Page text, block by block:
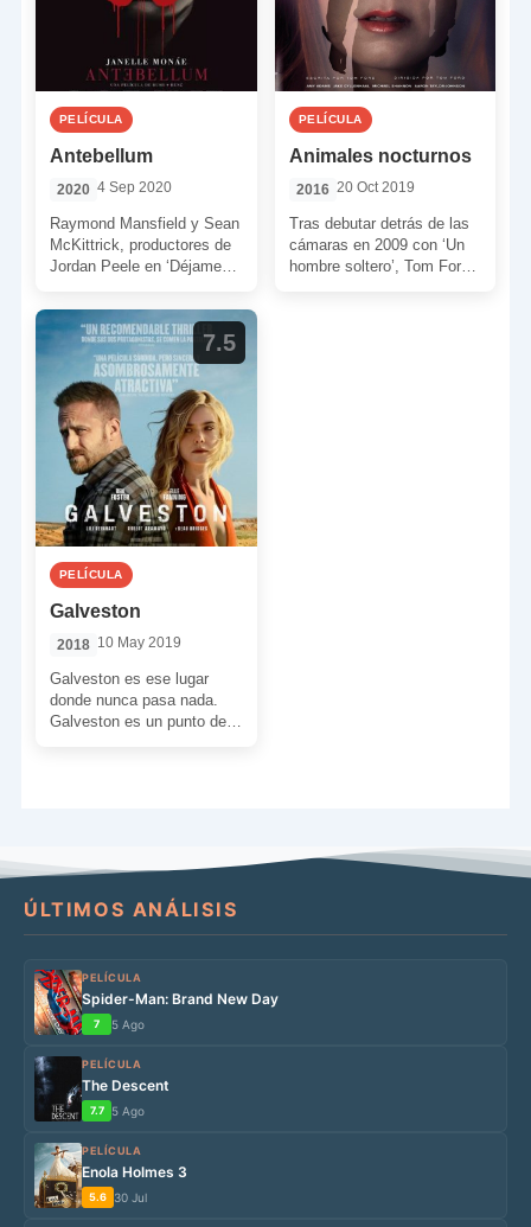
PELÍCULA
Antebellum
2020 4 Sep 2020
Raymond Mansfield y Sean
McKittrick, productores de
Jordan Peele en ‘Déjame
(2019), apadrinan ahora a
Gerard […]
PELÍCULA
Animales nocturnos
2016 20 Oct 2019
Tras debutar detrás de las
cámaras en 2009 con ‘Un
hombre soltero’, Tom Ford
7.5
PELÍCULA
Galveston
2018 10 May 2019
Galveston es ese lugar
donde nunca pasa nada.
Galveston es un punto de
ÚLTIMOS ANÁLISIS
PELÍCULA
Spider-Man: Brand New Day
7 5 Ago
PELÍCULA
The Descent
7.7 5 Ago
PELÍCULA
Enola Holmes 3
5.6 30 Jul